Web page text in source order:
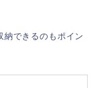
納できるのもポイン